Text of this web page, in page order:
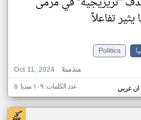
يثير تفاعلاً
Politics
Oct 11, 2024
منذ سنة
عربي عدد الكلمات: ١٠٩ ميديا: ٥